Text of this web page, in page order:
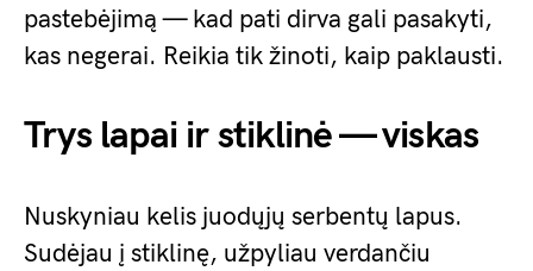
pastebėjimą — kad pati dirva gali pasakyti,
kas negerai. Reikia tik žinoti, kaip paklausti.
Trys lapai ir stiklinė — viskas
Nuskyniau kelis juodųjų serbentų lapus.
Sudėjau į stiklinę, užpyliau verdančiu